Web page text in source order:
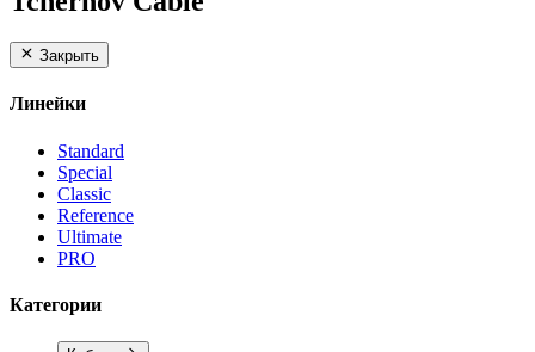
Закрыть
Линейки
Standard
Special
Classic
Reference
Ultimate
PRO
Категории